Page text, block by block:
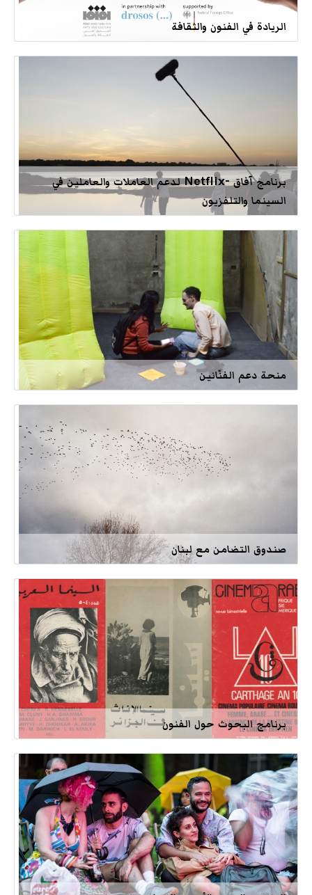
الريادة في الفنون والثقافة
برنامج آفاق -Netflix لدعم العاملات والعاملين في
السينما والتلفزيون
منحة دعم الفنّانين
صندوق التضامن مع لبنان
برنامج البحوث حول الفنون